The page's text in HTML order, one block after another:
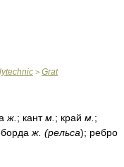
> Grat
ж. ; кантм. ; край м. ;
ж. (рельса); ребро